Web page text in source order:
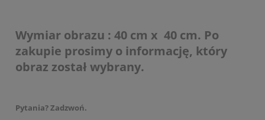
Wymiar obrazu : 40 cm x 40 cm. Po
zakupie prosimy o informację, który
obraz został wybrany.
Pytania? Zadzwoń.